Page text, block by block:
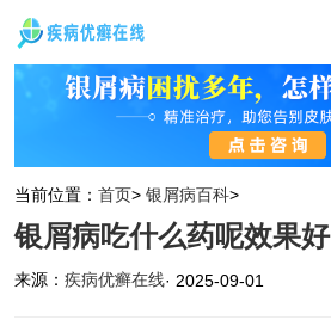
当前位置： 首页> 银屑病百科>
银屑病吃什么药呢效果好
来源： 疾病优癣在线· 2025-09-01